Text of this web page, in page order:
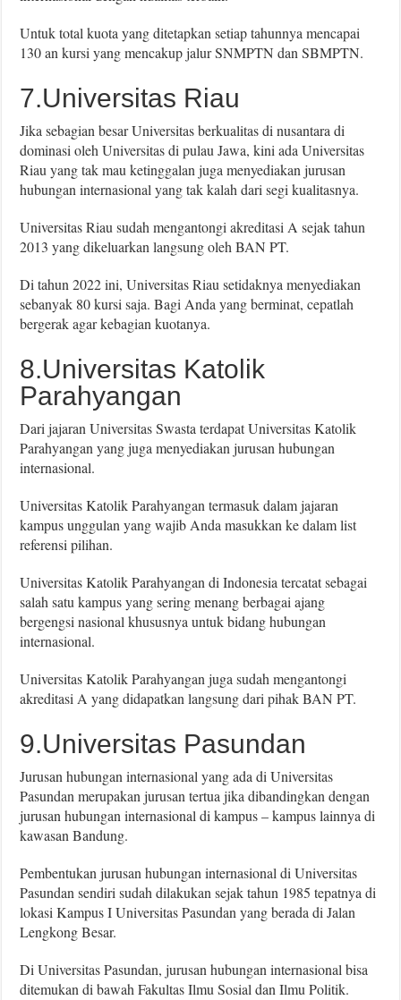
Untuk total kuota yang ditetapkan setiap tahunnya mencapai
130 an kursi yang mencakup jalur SNMPTN dan SBMPTN.
7.Universitas Riau
Jika sebagian besar Universitas berkualitas di nusantara di
dominasi oleh Universitas di pulau Jawa, kini ada Universitas
Riau yang tak mau ketinggalan juga menyediakan jurusan
hubungan internasional yang tak kalah dari segi kualitasnya.
Universitas Riau sudah mengantongi akreditasi A sejak tahun
2013 yang dikeluarkan langsung oleh BAN PT.
Di tahun 2022 ini, Universitas Riau setidaknya menyediakan
sebanyak 80 kursi saja. Bagi Anda yang berminat, cepatlah
bergerak agar kebagian kuotanya.
8.Universitas Katolik
Parahyangan
Dari jajaran Universitas Swasta terdapat Universitas Katolik
Parahyangan yang juga menyediakan jurusan hubungan
internasional.
Universitas Katolik Parahyangan termasuk dalam jajaran
kampus unggulan yang wajib Anda masukkan ke dalam list
referensi pilihan.
Universitas Katolik Parahyangan di Indonesia tercatat sebagai
salah satu kampus yang sering menang berbagai ajang
bergengsi nasional khususnya untuk bidang hubungan
internasional.
Universitas Katolik Parahyangan juga sudah mengantongi
akreditasi A yang didapatkan langsung dari pihak BAN PT.
9.Universitas Pasundan
Jurusan hubungan internasional yang ada di Universitas
Pasundan merupakan jurusan tertua jika dibandingkan dengan
jurusan hubungan internasional di kampus – kampus lainnya di
kawasan Bandung.
Pembentukan jurusan hubungan internasional di Universitas
Pasundan sendiri sudah dilakukan sejak tahun 1985 tepatnya di
lokasi Kampus I Universitas Pasundan yang berada di Jalan
Lengkong Besar.
Di Universitas Pasundan, jurusan hubungan internasional bisa
ditemukan di bawah Fakultas Ilmu Sosial dan Ilmu Politik.